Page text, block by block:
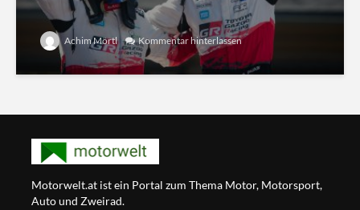
Achim Mörtl Kommentar hinterlassen
Motorwelt.at ist ein Portal zum Thema Motor, Motorsport,
Auto und Zweirad.